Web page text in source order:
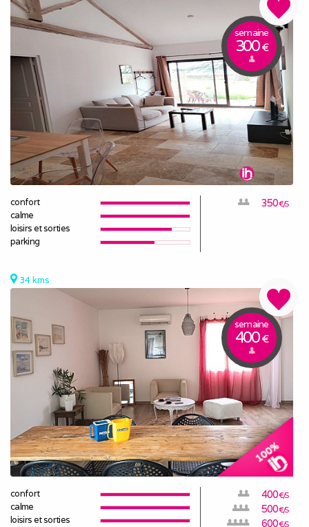
semaine
300€
confort
calme
loisirs et sorties
parking
350€/S
34 kms
semaine
400€
confort
calme
loisirs et sorties
400€/S
500€/S
600€/S